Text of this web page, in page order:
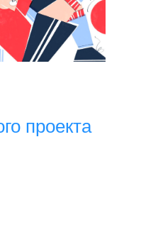
проекта